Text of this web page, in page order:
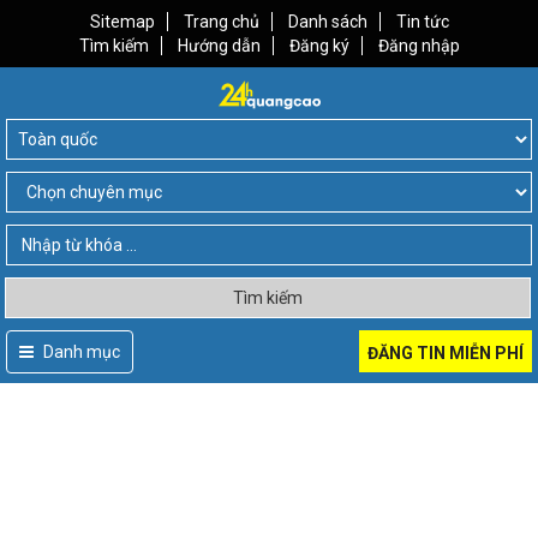
Sitemap Trang chủ Danh sách
Tin tức
Tìm kiếm
Hướng dẫn Đăng ký Đăng nhập
Tìm kiếm
Danh mục ĐĂNG TIN MIỄN PHÍ